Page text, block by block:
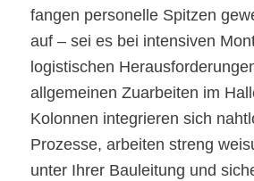
fangen personelle Spitzen
auf – sei es bei intensiven
logistischen
allgemeinen Zuarbeiten im
Kolonnen integrieren sich
Prozesse, arbeiten streng
unter Ihrer Bauleitung und